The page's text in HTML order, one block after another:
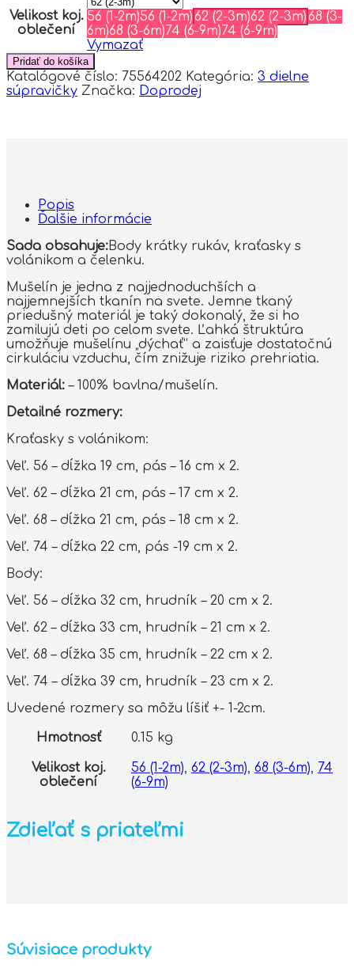
Velikost koj.
oblečení
56 (1-2m)56 (1-2m)62 (2-3m)62 (2-3m)68 (3-
6m)68 (3-6m)74 (6-9m)74 (6-9m)
Vymazať
Pridať do košíka
Katalógové číslo: 75564202 Kategória: 3 dielne
súpravičky Značka: Doprodej
Popis
Ďalšie informácie
Sada obsahuje:Body krátky rukáv, kraťasky s
volánikom a čelenku.
Mušelín je jedna z najjednoduchších a
najjemnejších tkanín na svete. Jemne tkaný
priedušný materiál je taký dokonalý, že si ho
zamilujú deti po celom svete. Ľahká štruktúra
umožňuje mušelínu „dýchať“ a zaisťuje dostatočnú
cirkuláciu vzduchu, čím znižuje riziko prehriatia.
Materiál: – 100% bavlna/mušelín.
Detailné rozmery:
Kraťasky s volánikom:
Veľ. 56 – dĺžka 19 cm, pás – 16 cm x 2.
Veľ. 62 – dĺžka 21 cm, pás – 17 cm x 2.
Veľ. 68 – dĺžka 21 cm, pás – 18 cm x 2.
Veľ. 74 – dĺžka 22 cm, pás -19 cm x 2.
Body:
Veľ. 56 – dĺžka 32 cm, hrudník – 20 cm x 2.
Veľ. 62 – dĺžka 33 cm, hrudník – 21 cm x 2.
Veľ. 68 – dĺžka 35 cm, hrudník – 22 cm x 2.
Veľ. 74 – dĺžka 39 cm, hrudník – 23 cm x 2.
Uvedené rozmery sa môžu líšiť +- 1-2cm.
Hmotnosť 0.15 kg
Velikost koj.
oblečení
56 (1-2m), 62 (2-3m), 68 (3-6m), 74
(6-9m)
Zdieľať s priateľmi
Súvisiace produkty